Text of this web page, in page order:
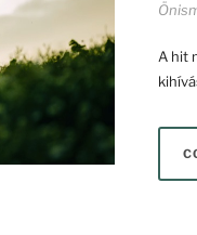
A hit